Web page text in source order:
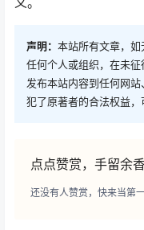
声明： 本站所有文章，如
任何个人或组织，在未征
发布本站内容到任何网
犯了原著者的合法权益，
点点赞赏，手留余
还没有人赞赏，快来当第